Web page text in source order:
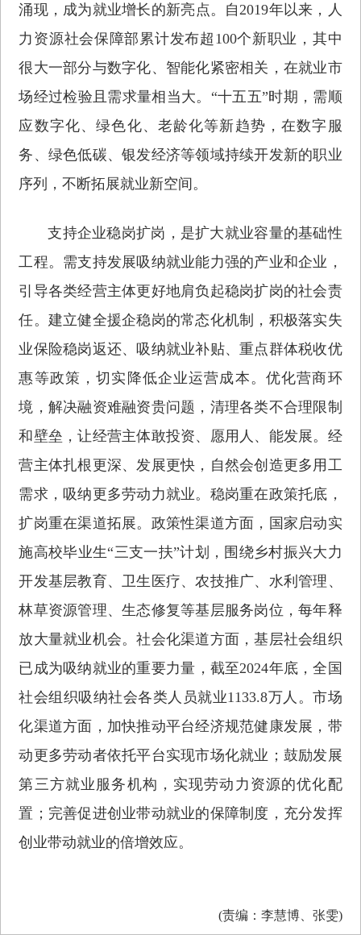
涌现，成为就业增长的新亮点。自2019年以来，人
力资源社会保障部累计发布超100个新职业，其中
很大一部分与数字化、智能化紧密相关，在就业市
场经过检验且需求量相当大。“十五五”时期，需顺
应数字化、绿色化、老龄化等新趋势，在数字服
务、绿色低碳、银发经济等领域持续开发新的职业
序列，不断拓展就业新空间。
支持企业稳岗扩岗，是扩大就业容量的基础性
工程。需支持发展吸纳就业能力强的产业和企业，
引导各类经营主体更好地肩负起稳岗扩岗的社会责
任。建立健全援企稳岗的常态化机制，积极落实失
业保险稳岗返还、吸纳就业补贴、重点群体税收优
惠等政策，切实降低企业运营成本。优化营商环
境，解决融资难融资贵问题，清理各类不合理限制
和壁垒，让经营主体敢投资、愿用人、能发展。经
营主体扎根更深、发展更快，自然会创造更多用工
需求，吸纳更多劳动力就业。稳岗重在政策托底，
扩岗重在渠道拓展。政策性渠道方面，国家启动实
施高校毕业生“三支一扶”计划，围绕乡村振兴大力
开发基层教育、卫生医疗、农技推广、水利管理、
林草资源管理、生态修复等基层服务岗位，每年释
放大量就业机会。社会化渠道方面，基层社会组织
已成为吸纳就业的重要力量，截至2024年底，全国
社会组织吸纳社会各类人员就业1133.8万人。市场
化渠道方面，加快推动平台经济规范健康发展，带
动更多劳动者依托平台实现市场化就业；鼓励发展
第三方就业服务机构，实现劳动力资源的优化配
置；完善促进创业带动就业的保障制度，充分发挥
创业带动就业的倍增效应。
(责编：李慧博、张雯)